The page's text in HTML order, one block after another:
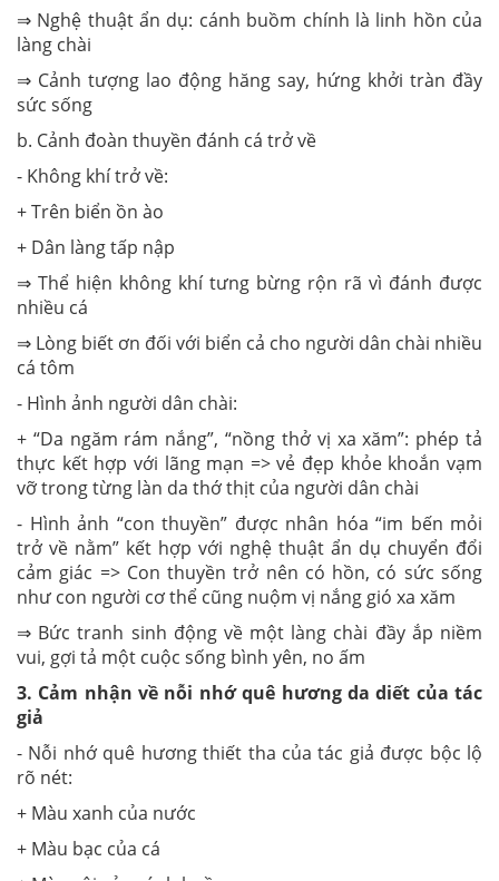
⇒ Nghệ thuật ẩn dụ: cánh buồm chính là linh hồn của
làng chài
⇒ Cảnh tượng lao động hăng say, hứng khởi tràn đầy
sức sống
b. Cảnh đoàn thuyền đánh cá trở về
- Không khí trở về:
+ Trên biển ồn ào
+ Dân làng tấp nập
⇒ Thể hiện không khí tưng bừng rộn rã vì đánh được
nhiều cá
⇒ Lòng biết ơn đối với biển cả cho người dân chài nhiều
cá tôm
- Hình ảnh người dân chài:
+ “Da ngăm rám nắng”, “nồng thở vị xa xăm”: phép tả
thực kết hợp với lãng mạn => vẻ đẹp khỏe khoắn vạm
vỡ trong từng làn da thớ thịt của người dân chài
- Hình ảnh “con thuyền” được nhân hóa “im bến mỏi
trở về nằm” kết hợp với nghệ thuật ẩn dụ chuyển đổi
cảm giác => Con thuyền trở nên có hồn, có sức sống
như con người cơ thể cũng nuộm vị nắng gió xa xăm
⇒ Bức tranh sinh động về một làng chài đầy ắp niềm
vui, gợi tả một cuộc sống bình yên, no ấm
3. Cảm nhận về nỗi nhớ quê hương da diết của tác
giả
- Nỗi nhớ quê hương thiết tha của tác giả được bộc lộ
rõ nét:
+ Màu xanh của nước
+ Màu bạc của cá